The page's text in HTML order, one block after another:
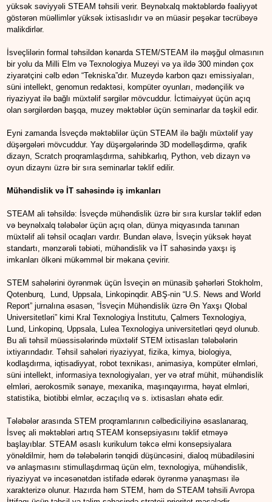
yüksək səviyyəli STEAM təhsili verir. Beynəlxalq məktəblərdə fəaliyyət
göstərən müəllimlər yüksək ixtisaslıdır və ən müasir peşəkar təcrübəyə
malikdirlər.
İsveçlilərin formal təhsildən kənarda STEM/STEAM ilə məşğul olmasının
bir yolu da Milli Elm və Texnologiya Muzeyi və ya ildə 300 mindən çox
ziyarətçini cəlb edən “Tekniska”dır. Muzeydə karbon qazı emissiyaları,
süni intellekt, genomun redaktəsi, kompüter oyunları, mədənçilik və
riyaziyyat ilə bağlı müxtəlif sərgilər mövcuddur. İctimaiyyət üçün açıq
olan sərgilərdən başqa, muzey məktəblər üçün seminarlar da təşkil edir.
Eyni zamanda İsveçdə məktəblilər üçün STEAM ilə bağlı müxtəlif yay
düşərgələri mövcuddur. Yay düşərgələrində 3D modelləşdirmə, qrafik
dizayn, Scratch proqramlaşdırma, sahibkarlıq, Python, veb dizayn və
oyun dizaynı üzrə bir sıra seminarlar təklif edilir.
Mühəndislik və İT sahəsində iş imkanları
STEAM ali təhsildə: İsveçdə mühəndislik üzrə bir sıra kurslar təklif edən
və beynəlxalq tələbələr üçün açıq olan, dünya miqyasında tanınan
müxtəlif ali təhsil ocaqları vardır. Bundan əlavə, İsveçin yüksək həyat
standartı, mənzərəli təbiəti, mühəndislik və İT sahəsində yaxşı iş
imkanları ölkəni mükəmməl bir məkana çevirir.
STEM sahələrini öyrənmək üçün İsveçin ən münasib şəhərləri Stokholm,
Qotenburq, Lund, Uppsala, Linkopinqdir. ABŞ-nin “U.S. News and World
Report” jurnalına əsasən, “İsveçin Mühəndislik üzrə Ən Yaxşı Qlobal
Universitetləri” kimi Kral Texnologiya İnstitutu, Çalmers Texnologiya,
Lund, Linkopinq, Uppsala, Lulea Texnologiya universitetləri qeyd olunub.
Bu ali təhsil müəssisələrində müxtəlif STEM ixtisasları tələbələrin
ixtiyarındadır. Təhsil sahələri riyaziyyat, fizika, kimya, biologiya,
kodlaşdırma, iqtisadiyyat, robot texnikası, animasiya, kompüter elmləri,
süni intellekt, informasiya texnologiyaları, yer və ətraf mühit, mühəndislik
elmləri, aerokosmik sənaye, mexanika, maşınqayırma, həyat elmləri,
statistika, biotibbi elmlər, əczaçılıq və s. ixtisasları əhatə edir.
Tələbələr arasında STEM proqramlarının cəlbediciliyinə əsaslanaraq,
İsveç ali məktəbləri artıq STEAM konsepsiyasını təklif etməyə
başlayıblar. STEAM əsaslı kurikulum təkcə elmi konsepsiyalara
yönəldilmir, həm də tələbələrin tənqidi düşüncəsini, dialoq mübadiləsini
və anlaşmasını stimullaşdırmaq üçün elm, texnologiya, mühəndislik,
riyaziyyat və incəsənətdən istifadə edərək öyrənmə yanaşması ilə
xarakterizə olunur. Hazırda həm STEM, həm də STEAM təhsili Avropa